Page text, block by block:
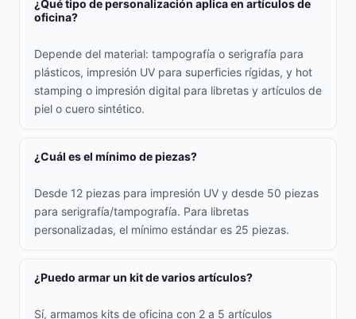
¿Qué tipo de personalización aplica en artículos de
oficina?
Depende del material: tampografía o serigrafía para
plásticos, impresión UV para superficies rígidas, y hot
stamping o impresión digital para libretas y artículos de
piel o cuero sintético.
¿Cuál es el mínimo de piezas?
Desde 12 piezas para impresión UV y desde 50 piezas
para serigrafía/tampografía. Para libretas
personalizadas, el mínimo estándar es 25 piezas.
¿Puedo armar un kit de varios artículos?
Sí, armamos kits de oficina con 2 a 5 artículos